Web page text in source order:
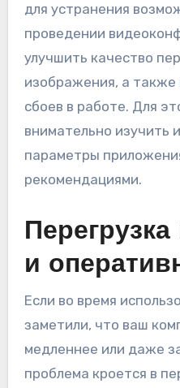
для устранения
проведении
улучшить качество
изображения, а
сбоев в работе. Для
внимательно изучить
параметры
рекомендациями.
и
Если во время
заметили, что ваш
медленнее или даже
проблема кроется в